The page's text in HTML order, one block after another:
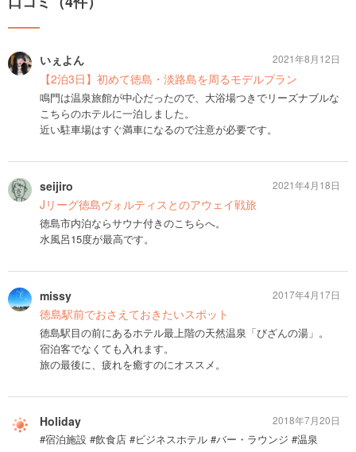
いぇよん
【2泊3日】初めて徳島・淡路島を周るモデルプラン
鳴門は温泉旅館が中心だったので、大浴場つきでリーズナブルな
こちらのホテルに一泊しました。
近い駐車場はすぐ満車になるので注意が必要です。
2021年8月12日
seijiro
Jリーグ徳島ヴォルティスとのアウェイ戦旅
徳島市内泊ならサウナ付きのこちらへ。
水風呂15度が最高です。
2021年4月18日
missy
徳島駅前でおさえておきたいスポット
徳島駅目の前にあるホテル最上階の天然温泉「びざんの湯」。
宿泊客でなくても入れます。
旅の最後に、疲れを癒すのにオススメ。
2017年4月17日
Holiday
#宿泊施設 #飲食店 #ビジネスホテル #バー・ラウンジ #温泉
2018年7月20日